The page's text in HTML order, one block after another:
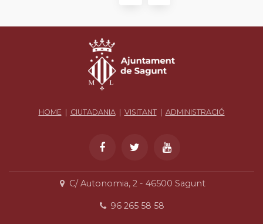
HOME| CIUTADANIA| VISITANT| ADMINISTRACIÓ
C/ Autonomia, 2 - 46500 Sagunt
96 265 58 58